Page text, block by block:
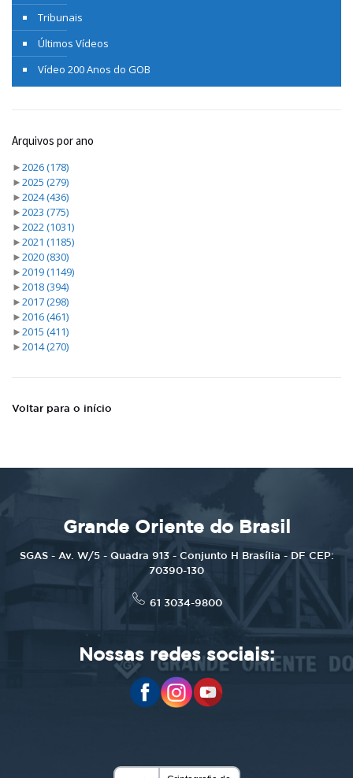
Tribunais
Últimos Vídeos
Vídeo 200 Anos do GOB
Arquivos por ano
►2026(178)
►2025 (279)
►2024(436)
►2023 (775)
►2022(1031)
►2021 (1185)
►2020(830)
►2019(1149)
►2018(394)
►2017(298)
►2016(461)
►2015 (411)
►2014(270)
Voltar para o início
Grande Oriente do Brasil
SGAS - Av. W/5 - Quadra 913 - Conjunto H Brasília - DF CEP:
70390-130
61 3034-9800
Nossas redes sociais: